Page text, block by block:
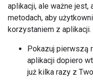
aplikacji, ale ważne jest,
metodach, aby
korzystaniem z aplikacji.
Pokazuj pierwszą
aplikacji dopiero
już kilka razy z